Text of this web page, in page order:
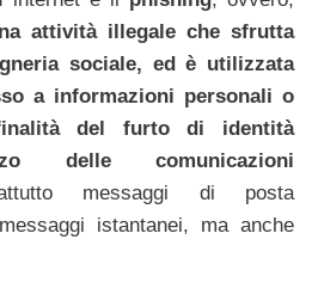
attività illegale che sfrutta
sociale, ed è utilizzata
a informazioni personali o
del furto di identità
delle comunicazioni
messaggi di posta
istantanei, ma anche